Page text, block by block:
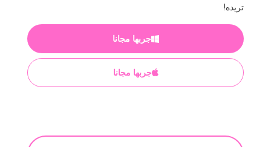
تريده!
جربها مجانا
جربها مجانا